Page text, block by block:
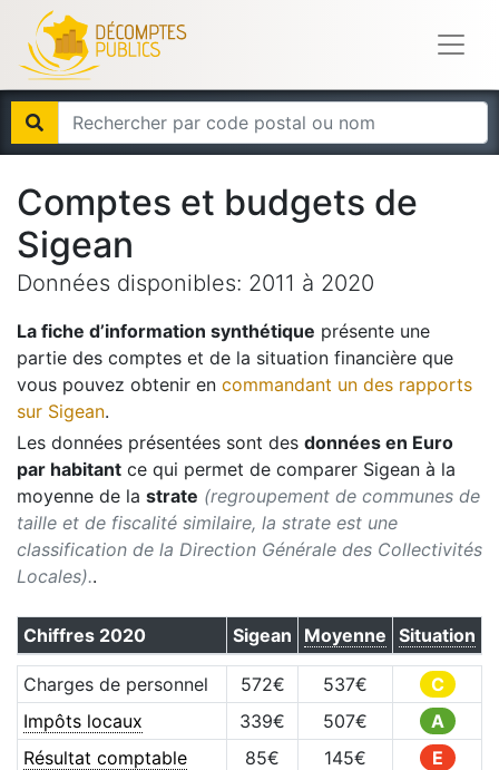
Comptes et budgets de
Sigean
Données disponibles: 2011 à 2020
La fiche d’information synthétique présente une
partie des comptes et de la situation financière que
vous pouvez obtenir en commandant un des rapports
sur Sigean.
Les données présentées sont des données en Euro
par habitant ce qui permet de comparer Sigean à la
moyenne de la strate (regroupement de communes de
taille et de fiscalité similaire, la strate est une
classification de la Direction Générale des Collectivités
Locales)..
Chiffres 2020 Sigean Moyenne Situation
Charges de personnel 572€ 537€
C
Impôts locaux
339€ 507€
A
Résultat comptable
85€ 145€ E